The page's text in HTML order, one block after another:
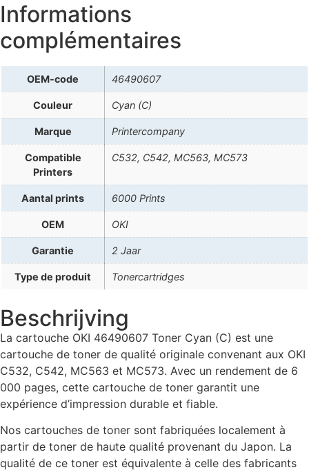
Informations
complémentaires
OEM-code 46490607
Couleur Cyan (C)
Marque Printercompany
Compatible
Printers
C532, C542, MC563, MC573
Aantal prints 6000 Prints
OEM OKI
Garantie 2 Jaar
Type de produit Tonercartridges
Beschrijving
La cartouche OKI 46490607 Toner Cyan (C) est une
cartouche de toner de qualité originale convenant aux OKI
C532, C542, MC563 et MC573. Avec un rendement de 6
000 pages, cette cartouche de toner garantit une
expérience d’impression durable et fiable.
Nos cartouches de toner sont fabriquées localement à
partir de toner de haute qualité provenant du Japon. La
qualité de ce toner est équivalente à celle des fabricants